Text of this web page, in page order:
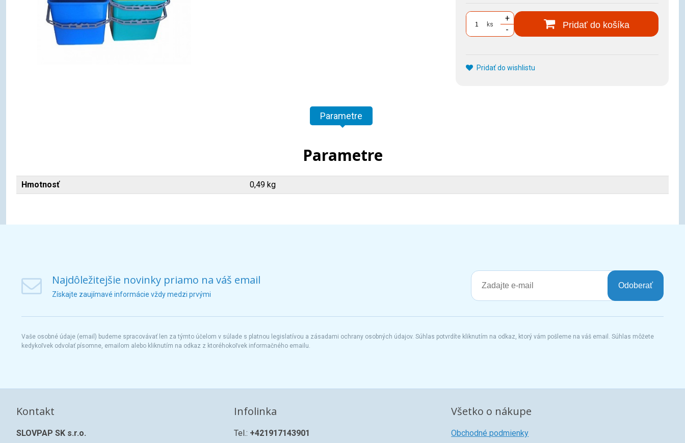
ks
+
-
Pridať do košíka
Pridať do wishlistu
Parametre
Parametre
Hmotnosť 0,49 kg
Najdôležitejšie novinky priamo na váš email
Získajte zaujímavé informácie vždy medzi prvými
Odoberať
Vaše osobné údaje (email) budeme spracovávať len za týmto účelom v súlade s platnou legislatívou a zásadami ochrany osobných údajov. Súhlas potvrdíte kliknutím na odkaz, ktorý vám pošleme na váš email. Súhlas môžete
kedykoľvek odvolať písomne, emailom alebo kliknutím na odkaz z ktoréhokoľvek informačného emailu.
Kontakt
SLOVPAP SK s.r.o.
Infolinka
Tel.: +421917143901
Všetko o nákupe
Obchodné podmienky